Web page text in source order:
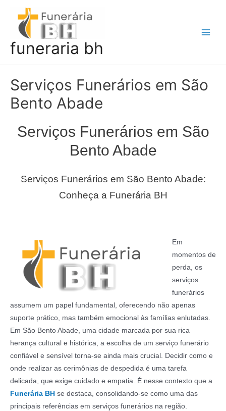
conteúdo
funeraria bh
Serviços Funerários em São
Bento Abade
Serviços Funerários em São
Bento Abade
Serviços Funerários em São Bento Abade:
Conheça a Funerária BH
Em
momentos de
perda, os
serviços
funerários
assumem um papel fundamental, oferecendo não apenas
suporte prático, mas também emocional às famílias enlutadas.
Em São Bento Abade, uma cidade marcada por sua rica
herança cultural e histórica, a escolha de um serviço funerário
confiável e sensível torna-se ainda mais crucial. Decidir como e
onde realizar as cerimônias de despedida é uma tarefa
delicada, que exige cuidado e empatia. É nesse contexto que a
Funerária BH se destaca, consolidando-se como uma das
principais referências em serviços funerários na região.